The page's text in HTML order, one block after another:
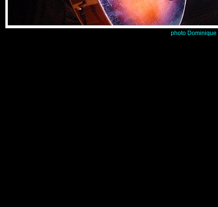
photo Dominique